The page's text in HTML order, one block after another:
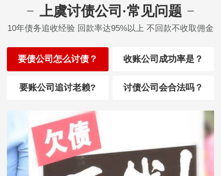
上虞讨债公司·常见问题
10年债务追收经验 回款率达95%以上 不回款不收取佣金
要债公司怎么讨债？ 收账公司成功率是？
要账公司追讨老赖? 讨债公司会合法吗？